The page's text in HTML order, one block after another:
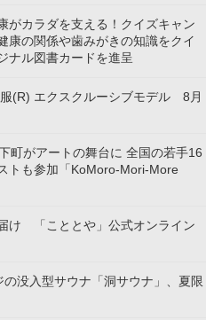
がカラダを支える！クイズキャン
の関係や歯みがきの知識をクイ
ナル図書カードを進呈
(R) エクスクルーシブモデル 8月
町がアートの舞台に 全国の若手16
トも参加「KoMoro-Mori-More
け 「こととや」公式オンライン
没入型サウナ「洞サウナ」、夏限